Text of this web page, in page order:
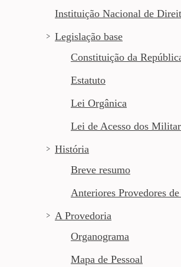
Instituição Nacional de
Legislação base
Constituição da
Estatuto
Lei Orgânica
Lei de Acesso dos
História
Breve resumo
Anteriores Provedores
A Provedoria
Organograma
Mapa de Pessoal